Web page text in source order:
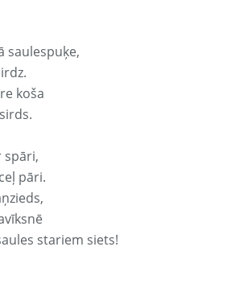
saulespuķe,
koša
spāri,
pāri.
stariem siets!